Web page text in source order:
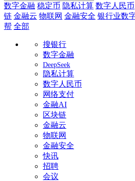
数字金融 稳定币 隐私计算 数字人民币
链 金融云 物联网 金融安全 银行业数
帮 全部
搜银行
数字金融
DeepSeek
隐私计算
数字人民币
网络支付
金融AI
区块链
金融云
物联网
金融安全
快讯
招聘
会议